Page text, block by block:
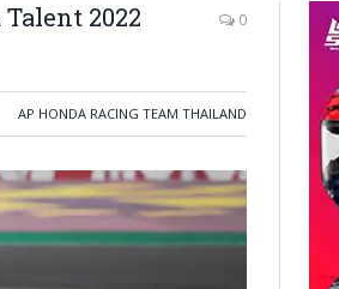
Talent 2022
0
AP HONDA RACING TEAM THAILAND